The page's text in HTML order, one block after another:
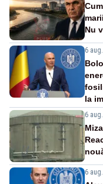
Nu
6
la
6
6